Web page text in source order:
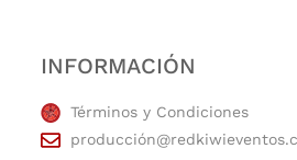
INFORMACIÓN
Términos y Condiciones